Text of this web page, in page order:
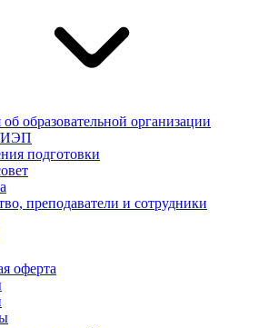
образовательной организации
подготовки
преподаватели и сотрудники
оферта